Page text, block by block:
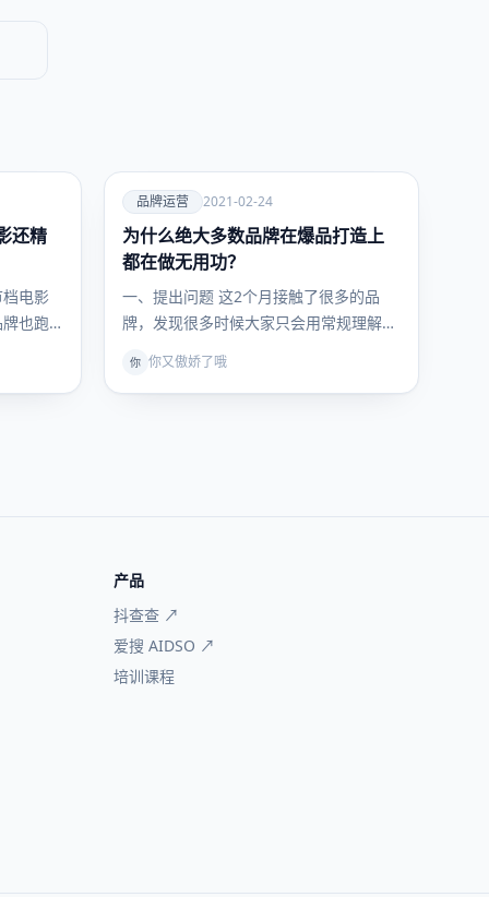
还精
电影
也跑
爱
品牌运
营
品牌运营 2021-02-24
为什么绝大多数品牌在爆品打造上
都在做无用功？
一、提出问题 这2个月接触了很多的品
牌，发现很多时候大家只会用常规理解的
你 你又傲娇了哦
产品
抖查查 ↗
爱搜 AIDSO ↗
培训课程